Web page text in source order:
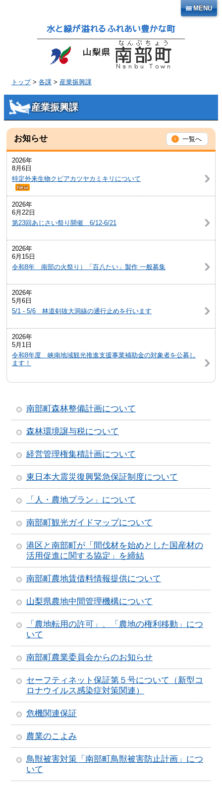
MENU
トップ> 各課 > 産業振興課
産業振興課
お知らせ 一覧へ
2026年
8月6日
特定外来生物クビアカツヤカミキリについて
2026年
6月22日
第23回あじさい祭り開催 6/12-6/21
2026年
6月15日
令和8年 南部の火祭り）「百八たい」製作 一般募集
2026年
5月6日
5/1 - 5/6 林道剣抜大洞線の通行止めを行います
2026年
5月1日
令和8年度 峡南地域観光推進支援事業補助金の対象者を公募し
ます！
南部町森林整備計画について
森林環境譲与税について
経営管理権集積計画について
東日本大震災復興緊急保証制度について
「人・農地プラン」について
南部町観光ガイドマップについて
港区と南部町が「間伐材を始めとした国産材の
活用促進に関する協定」を締結
南部町農地賃借料情報提供について
山梨県農地中間管理機構について
「農地転用の許可」、「農地の権利移動」につ
いて
南部町農業委員会からのお知らせ
セーフティ­ネット保証­第５号につ­いて（新型­コ
ロナウイ­ルス感染症­対策関連）
危機関連保証
農業のこよみ
鳥獣被害対策「南部町鳥獣被害防止計画」につ
いて